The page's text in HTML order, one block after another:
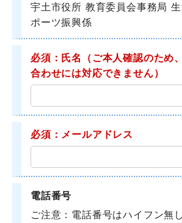
宇土市役所 教育委員会事務局
ポーツ振興係
必須：氏名
（ご本人確認のため
合わせには対応できません）
必須：メールアドレス
電話番号
ご注意：電話番号はハイフン無